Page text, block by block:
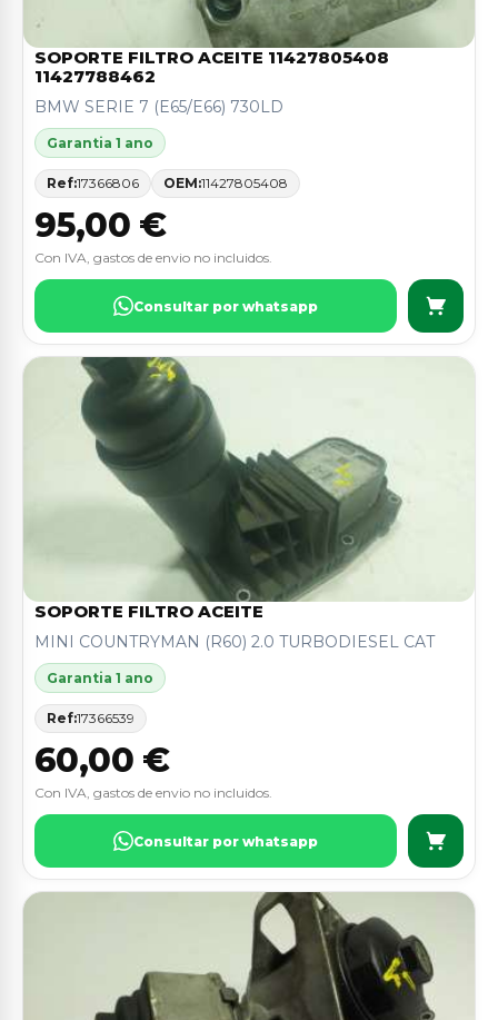
SOPORTE FILTRO ACEITE 11427805408
11427788462
BMW SERIE 7 (E65/E66) 730LD
Garantia 1 ano
Ref:17366806 OEM:11427805408
95,00 €
Con IVA, gastos de envio no incluidos.
Consultar por whatsapp
SOPORTE FILTRO ACEITE
MINI COUNTRYMAN (R60) 2.0 TURBODIESEL CAT
Garantia 1 ano
Ref:17366539
60,00 €
Con IVA, gastos de envio no incluidos.
Consultar por whatsapp